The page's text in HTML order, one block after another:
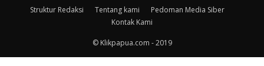
Struktur Redaksi Tentang kami
Pedoman Media Siber
Kontak Kami
© Klikpapua.com - 2019